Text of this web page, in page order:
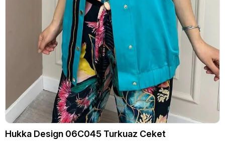
Hukka Design 06C045 Turkuaz Ceket